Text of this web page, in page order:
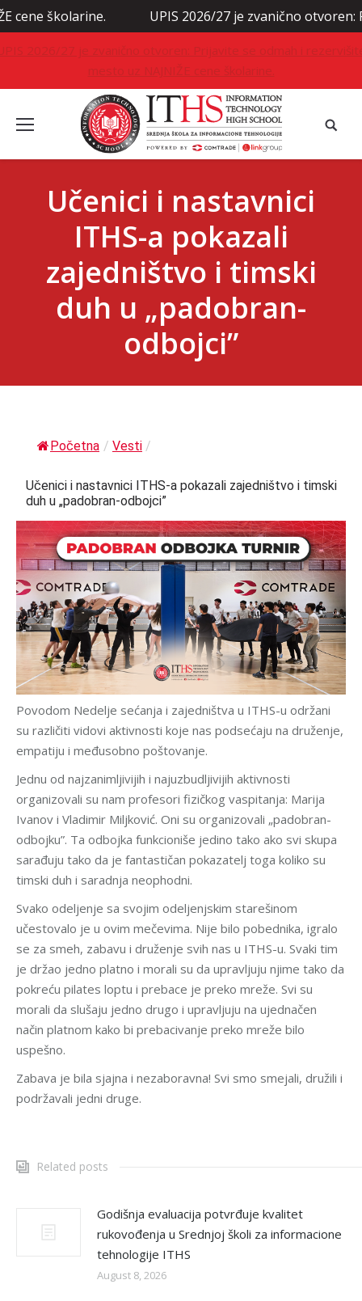
UPIS 2026/27 je zvanično otvoren:
2026/27 je zvanično otvoren: Prijavite se odmah i
mesto uz NAJNIŽE cene školarine.
Učenici i nastavnici
ITHS-a pokazali
zajedništvo i timski
duh u „padobran-
odbojci”
Početna / Vesti /
Učenici i nastavnici ITHS-a pokazali zajedništvo i timski
duh u „padobran-odbojci”
Povodom Nedelje sećanja i zajedništva u ITHS-u održani
su različiti vidovi aktivnosti koje nas podsećaju na druženje,
empatiju i međusobno poštovanje.
Jednu od najzanimljivijih i najuzbudljivijih aktivnosti
organizovali su nam profesori fizičkog vaspitanja: Marija
Ivanov i Vladimir Miljković. Oni su organizovali „padobran-
odbojku”. Ta odbojka funkcioniše jedino tako ako svi skupa
sarađuju tako da je fantastičan pokazatelj toga koliko su
timski duh i saradnja neophodni.
Svako odeljenje sa svojim odeljenjskim starešinom
učestovalo je u ovim mečevima. Nije bilo pobednika, igralo
se za smeh, zabavu i druženje svih nas u ITHS-u. Svaki tim
je držao jedno platno i morali su da upravljuju njime tako da
pokreću pilates loptu i prebace je preko mreže. Svi su
morali da slušaju jedno drugo i upravljuju na ujednačen
način platnom kako bi prebacivanje preko mreže bilo
uspešno.
Zabava je bila sjajna i nezaboravna! Svi smo smejali, družili i
podržavali jedni druge.
Related posts
Godišnja evaluacija potvrđuje kvalitet
rukovođenja u Srednjoj školi za informacione
tehnologije ITHS
August 8, 2026